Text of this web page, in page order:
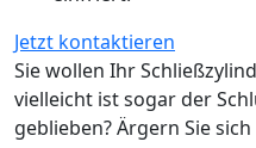
Jetzt kontaktieren
Sie wollen Ihr
vielleicht ist sogar der
geblieben? Ärgern Sie